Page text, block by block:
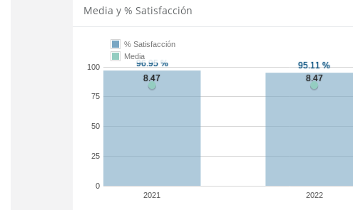
Media y % Satisfacción
2021 2022
0
25
50
75
100
% Satisfacción
Media